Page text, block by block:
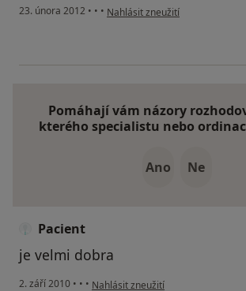
23. února 2012 • • • podle názoru uživatele Váš účet
Nahlásit zneužití
Pomáhají vám názory
kterého specialistu nebo
Ano Ne
Pacient
je velmi dobra
2. září 2010 • • • podle názoru uživatele Pacient
Nahlásit zneužití